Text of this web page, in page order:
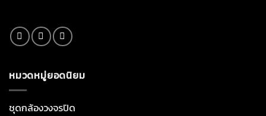
หมวดหมู่ยอดนิยม
ชุดกล้องวงจรปิด